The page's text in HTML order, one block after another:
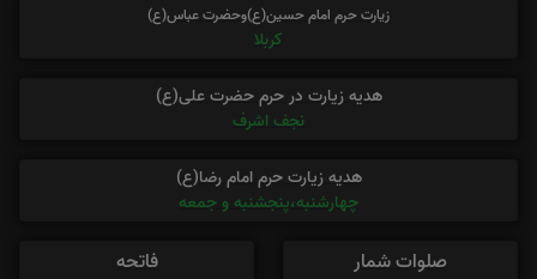
زیارت حرم امام حسین(ع)وحضرت عباس(ع)
کربلا
هدیه زیارت در حرم حضرت علی(ع)
نجف اشرف
هدیه زیارت حرم امام رضا(ع)
چهارشنبه،پنجشنبه و جمعه
صلوات شمار
فاتحه